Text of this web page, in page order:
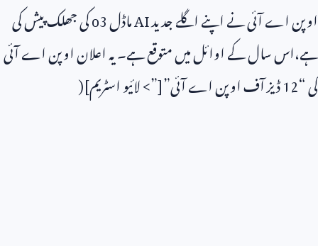
اوپن اے آئی نے اپنے اگلے جدیدAIماڈلo3کی جھلک پیش کی
ہے،اس سال کے اوائل میں متوقع ہے۔ یہ اعلان اوپن اے آئی
کی “12ڈیز آف اوپن اے آئی”[”> لائیو اسٹریم](